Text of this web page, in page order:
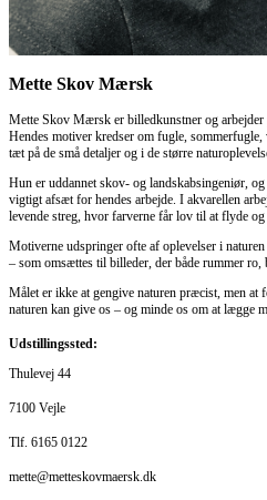
Mette Skov Mærsk
Mette Skov Mærsk er billedkunstner og
Hendes motiver kredser om fugle,
tæt på de små detaljer og i de større
Hun er uddannet skov- og landskabsingeniør,
vigtigt afsæt for hendes arbejde. I akvarellen
levende streg, hvor farverne får lov til at flyde
Motiverne udspringer ofte af oplevelser i
– som omsættes til billeder, der både rummer
Målet er ikke at gengive naturen præcist, men at
naturen kan give os – og minde os om at lægge
Udstillingssted:
Thulevej 44
7100 Vejle
Tlf. 6165 0122
mette@metteskovmaersk.dk ​